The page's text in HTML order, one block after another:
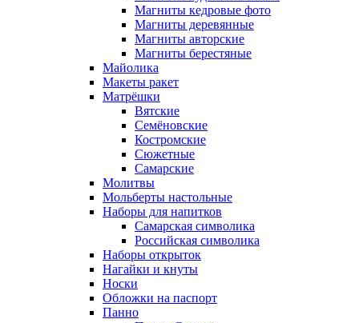
Магниты кедровые фото
Магниты деревянные
Магниты авторские
Магниты берестяные
Майолика
Макеты ракет
Матрёшки
Вятские
Семёновские
Костромские
Сюжетные
Самарские
Молитвы
Мольберты настольные
Наборы для напитков
Самарская символика
Российская символика
Наборы открыток
Нагайки и кнуты
Носки
Обложки на паспорт
Панно